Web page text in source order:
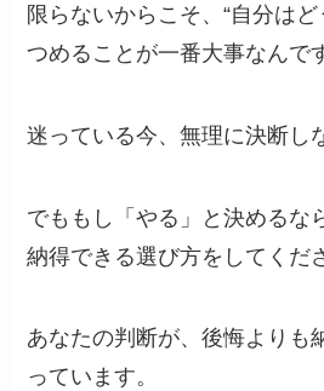
限らないからこそ、“自分は
つめることが一番大事なんで
迷っている今、無理に決断し
でももし「やる」と決めるな
納得できる選び方をしてくだ
あなたの判断が、後悔よりも
っています。